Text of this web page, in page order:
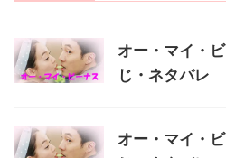
オー・マイ・
じ・ネタバレ
オー・マイ・